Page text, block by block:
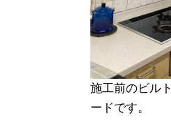
施工前のビル
ードです。